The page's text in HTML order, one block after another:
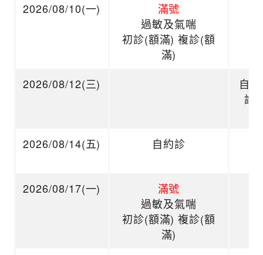
2026/08/10(一)
滿號
過敏及氣喘
初診(額滿) 複診(額
滿)
2026/08/12(三)
自約
診
2026/08/14(五) 自約診
2026/08/17(一)
滿號
過敏及氣喘
初診(額滿) 複診(額
滿)